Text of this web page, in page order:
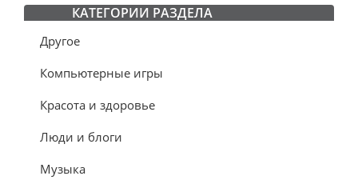
КАТЕГОРИИ РАЗДЕЛА
Другое
Компьютерные игры
Красота и здоровье
Люди и блоги
Музыка